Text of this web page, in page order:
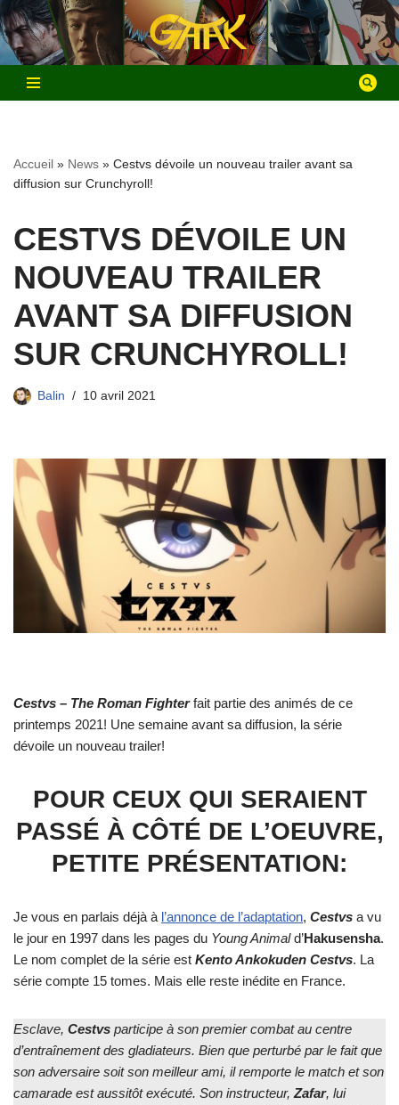
Aller
au
contenu
Accueil » News » Cestvs dévoile un nouveau trailer avant sa
diffusion sur Crunchyroll!
CESTVS DÉVOILE UN
NOUVEAU TRAILER
AVANT SA DIFFUSION
SUR CRUNCHYROLL!
Balin 10 avril 2021
Cestvs – The Roman Fighterfait partie des animés de ce
printemps 2021! Une semaine avant sa diffusion, la série
dévoile un nouveau trailer!
POUR CEUX QUI SERAIENT
PASSÉ À CÔTÉ DE L’OEUVRE,
PETITE PRÉSENTATION:
Je vous en parlais déjà à l’annonce de l’adaptation, Cestvs a vu
le jour en 1997 dans les pages du Young Animald’Hakusensha.
Le nom complet de la série est Kento Ankokuden Cestvs. La
série compte 15 tomes. Mais elle reste inédite en France.
Esclave, Cestvs participe à son premier combat au centre
d’entraînement des gladiateurs. Bien que perturbé par le fait que
son adversaire soit son meilleur ami, il remporte le match et son
camarade est aussitôt exécuté. Son instructeur,Zafar, lui